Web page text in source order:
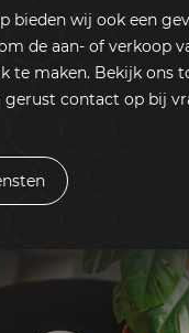
bieden wij ook een
de aan- of verkoop
te maken. Bekijk ons
gerust contact op bij